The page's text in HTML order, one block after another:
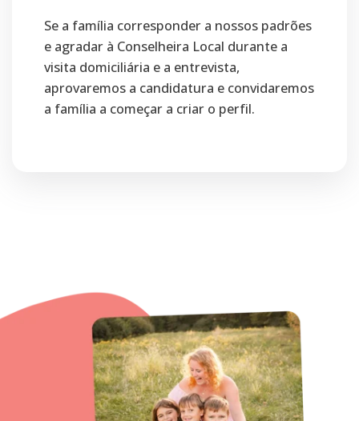
Se a família corresponder a nossos padrões
e agradar à Conselheira Local durante a
visita domiciliária e a entrevista,
aprovaremos a candidatura e convidaremos
a família a começar a criar o perfil.